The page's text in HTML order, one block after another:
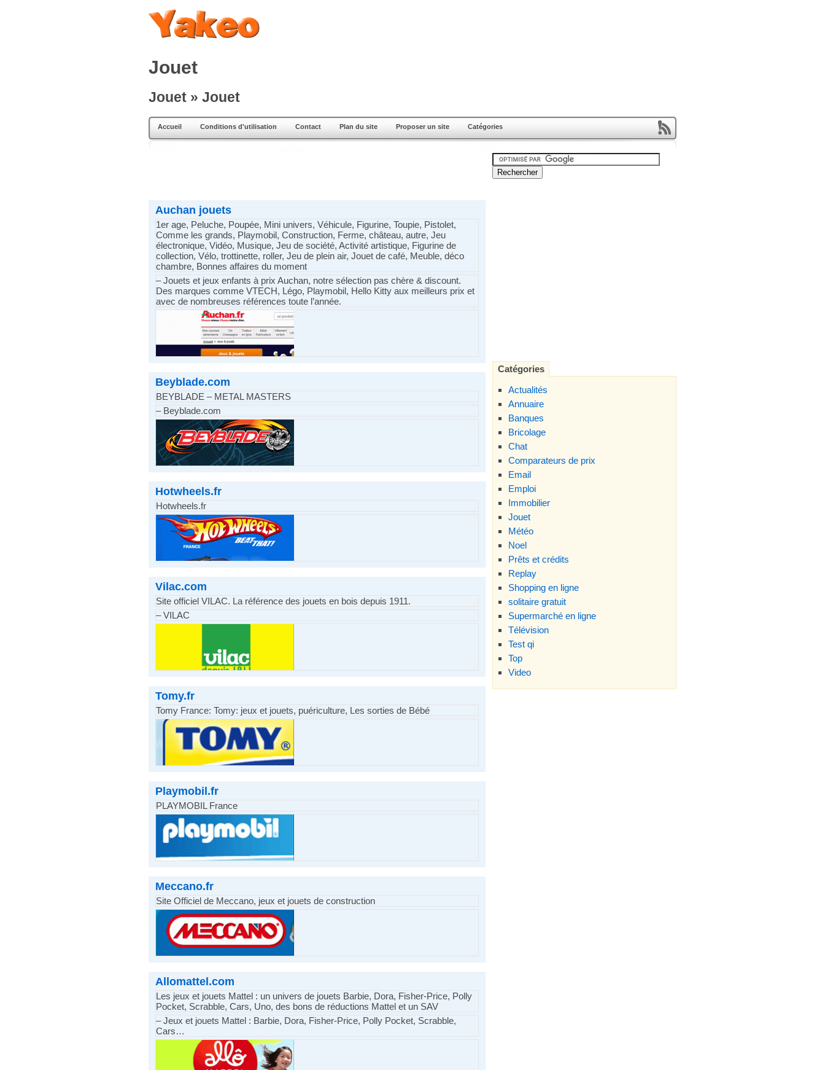
Jouet
Jouet » Jouet
Accueil Conditions d'utilisation Contact Plan du site Proposer un site Catégories
Catégories
Actualités
Annuaire
Banques
Bricolage
Chat
Comparateurs de prix
Email
Emploi
Immobilier
Jouet
Météo
Noel
Prêts et crédits
Replay
Shopping en ligne
solitaire gratuit
Supermarché en ligne
Télévision
Test qi
Top
Video
Auchan jouets
1er age, Peluche, Poupée, Mini univers, Véhicule, Figurine, Toupie, Pistolet,
Comme les grands, Playmobil, Construction, Ferme, château, autre, Jeu
électronique, Vidéo, Musique, Jeu de société, Activité artistique, Figurine de
collection, Vélo, trottinette, roller, Jeu de plein air, Jouet de café, Meuble, déco
chambre, Bonnes affaires du moment
– Jouets et jeux enfants à prix Auchan, notre sélection pas chère & discount.
Des marques comme VTECH, Légo, Playmobil, Hello Kitty aux meilleurs prix et
avec de nombreuses références toute l’année.
Beyblade.com
BEYBLADE – METAL MASTERS
– Beyblade.com
Hotwheels.fr
Hotwheels.fr
Vilac.com
Site officiel VILAC. La référence des jouets en bois depuis 1911.
– VILAC
Tomy.fr
Tomy France: Tomy: jeux et jouets, puériculture, Les sorties de Bébé
Playmobil.fr
PLAYMOBIL France
Meccano.fr
Site Officiel de Meccano, jeux et jouets de construction
Allomattel.com
Les jeux et jouets Mattel : un univers de jouets Barbie, Dora, Fisher-Price, Polly
Pocket, Scrabble, Cars, Uno, des bons de réductions Mattel et un SAV
– Jeux et jouets Mattel : Barbie, Dora, Fisher-Price, Polly Pocket, Scrabble,
Cars…